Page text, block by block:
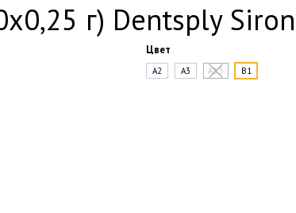
г) Dentsply
Цвет
A2 A3 A3,5 B1